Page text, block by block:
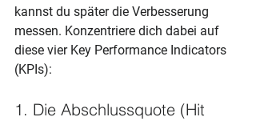
kannst du später die Verbesserung
messen. Konzentriere dich dabei auf
diese vier Key Performance Indicators
(KPIs):
1. Die Abschlussquote (Hit